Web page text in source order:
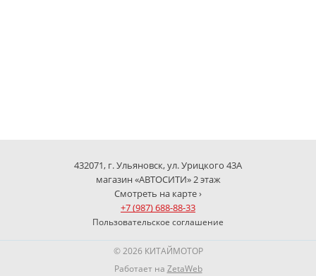
432071, г. Ульяновск, ул. Урицкого 43А
магазин «АВТОСИТИ» 2 этаж
Смотреть на карте ›
+7 (987) 688-88-33
Пользовательское соглашение
© 2026 КИТАЙМОТОР
Работает на ZetaWeb